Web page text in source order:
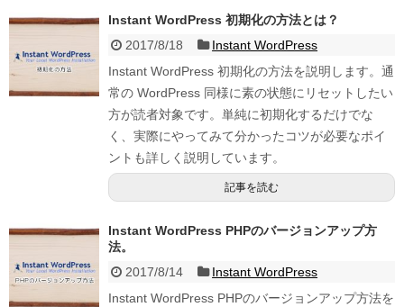
Instant WordPress 初期化の方法とは？
2017/8/18
Instant WordPress
Instant WordPress 初期化の方法を説明します。通
常の WordPress 同様に素の状態にリセットしたい
方が読者対象です。単純に初期化するだけでな
く、実際にやってみて分かったコツが必要なポイ
ントも詳しく説明しています。
記事を読む
Instant WordPress PHPのバージョンアップ方
法。
2017/8/14
Instant WordPress
Instant WordPress PHPのバージョンアップ方法を